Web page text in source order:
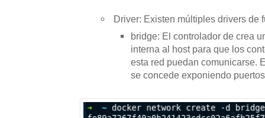
Driver: Existen múltiples drivers de
bridge: El controlador de crea
interna al host para que los
esta red puedan comunicarse.
se concede exponiendo